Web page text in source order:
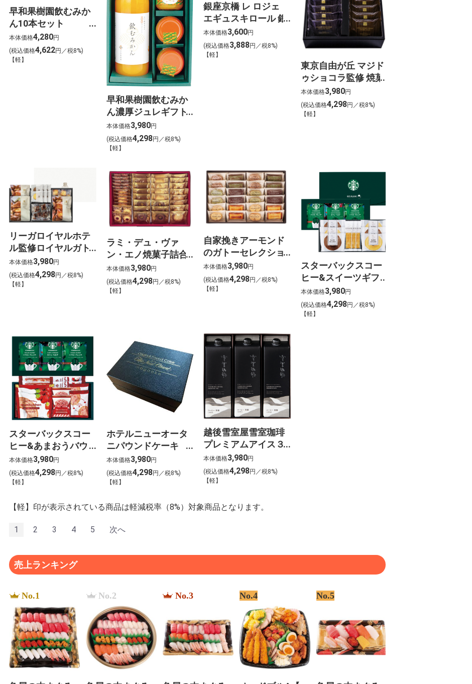
早和果樹園飲むみか
ん10本セット
【MB189】
本体価格4,280円
(税込価格4,622円／税8%)
【軽】
早和果樹園飲むみか
ん濃厚ジュレギフト
【MB193】
本体価格3,980円
(税込価格4,298円／税8%)
【軽】
銀座京橋 レ ロジェ
エギュスキロール 銀
座ミニカヌレ015-
D017【MB591】
本体価格3,600円
(税込価格3,888円／税8%)
【軽】
東京自由が丘 マジド
ゥショコラ監修 焼菓
子ギフト036-
D033【MB598】
本体価格3,980円
(税込価格4,298円／税8%)
【軽】
リーガロイヤルホテ
ル監修ロイヤルガト
ーコレクション036-
D070【MB599】
本体価格3,980円
(税込価格4,298円／税8%)
【軽】
ラミ・デュ・ヴァ
ン・エノ焼菓子詰合
せ035-
D030【MB596】
本体価格3,980円
(税込価格4,298円／税8%)
【軽】
自家挽きアーモンド
のガトーセレクショ
ン 24個入035-
D077【MB597】
本体価格3,980円
(税込価格4,298円／税8%)
【軽】
スターバックスコー
ヒー&スイーツギフ
ト030-
D020【MB594】
本体価格3,980円
(税込価格4,298円／税8%)
【軽】
スターバックスコー
ヒー&あまおうバウ
ムスイーツセレクト
030-D055【MB595】
本体価格3,980円
(税込価格4,298円／税8%)
【軽】
ホテルニューオータ
ニパウンドケーキ
２本セット
【MB078】
本体価格3,980円
(税込価格4,298円／税8%)
【軽】
越後雪室屋雪室珈琲
プレミアムアイス３
本セットEY-
PL3【MB567】
本体価格3,980円
(税込価格4,298円／税8%)
【軽】
【軽】印が表示されている商品は軽減税率（8%）対象商品となります。
1 2 3 4 5 次へ
売上ランキング
No.1 No.2 No.3 No.4 No.5